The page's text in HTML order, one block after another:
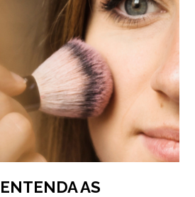
AS